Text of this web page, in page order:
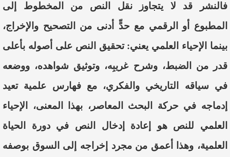
فالنشر قد لا يتجاوز نقل النص من المخطوط إلى
المطبوع أو الرقمي مع حدٍّ أدنى من التصحيح والإخراج،
بينما الإحياء العلمي يعني: تحقيق النص على أصوله بأعلى
قدر من الضبط، وشرح غريبِه، وتوثيق شواهده، ووضعه
في سياقه التاريخي والفكري، مع فهارس علمية تعيد
إدماجه في حركة البحث المعاصر، بهذا المعنى، الإحياء
العلمي للنص هو إعادة إدخال النص في دورة الحياة
العلمية، وهذا أعمق من مجرد إخراجه إلى السوق بوصفه